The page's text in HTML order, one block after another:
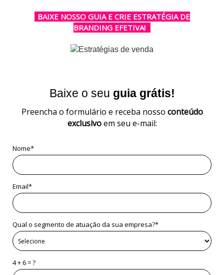
BAIXE NOSSO GUIA E CRIE ESTRATÉGIA DE
BRANDING EFETIVA!
Baixe o seu guia grátis!
Preencha o formulário e receba nosso conteúdo
exclusivoem seu e-mail:
Nome*
Email*
Qual o segmento de atuação da sua empresa?*
4 + 6 = ?